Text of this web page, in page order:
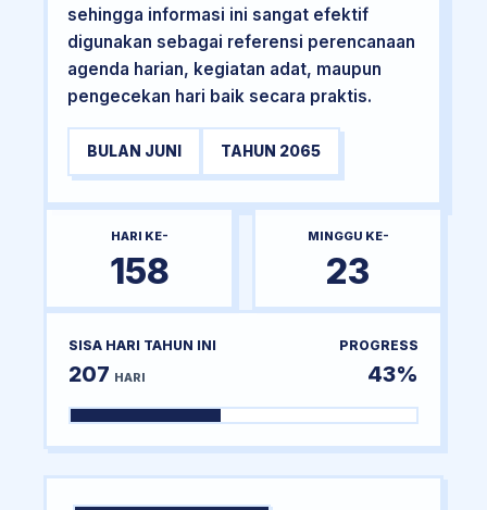
sehingga informasi ini sangat efektif
digunakan sebagai referensi perencanaan
agenda harian, kegiatan adat, maupun
pengecekan hari baik secara praktis.
BULAN JUNI TAHUN 2065
HARI KE-
158
MINGGU KE-
23
SISA HARI TAHUN INI
207 HARI
PROGRESS
43%